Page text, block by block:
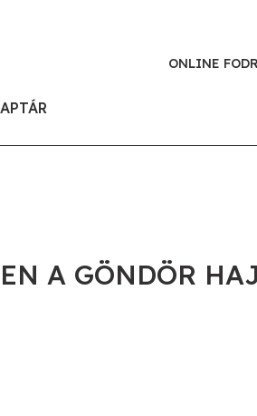
ONLINE
A GÖNDÖR